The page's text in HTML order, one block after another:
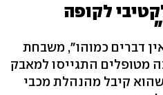
לקופה
דברים כמוהו", משבחת
מטופלים התגייסו למאבק
קיבל מהנהלת מכבי